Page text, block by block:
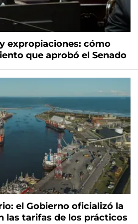
expropiaciones: cómo
que aprobó el Senado
el Gobierno oficializó la
las tarifas de los prácticos